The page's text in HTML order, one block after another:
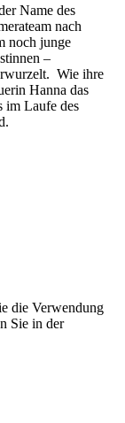
Name des
nach
noch junge
–
Wie ihre
Hanna das
im Laufe des
die Verwendung
Sie in der